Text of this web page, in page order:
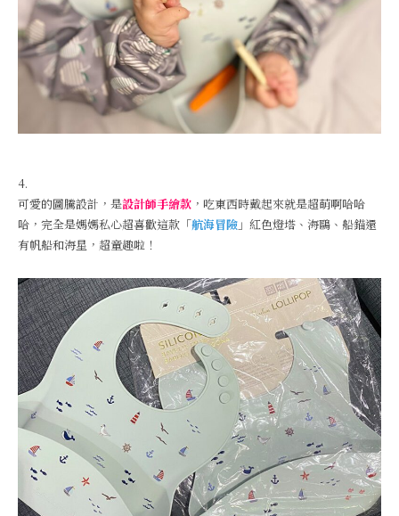
4.
可愛的圖騰設計，是設計師手繪款 ，吃東西時戴起來就是超萌啊哈哈
哈，完全是媽媽私心超喜歡這款「航海冒險 」紅色燈塔、海鷗、船錨還
有帆船和海星，超童趣啦！